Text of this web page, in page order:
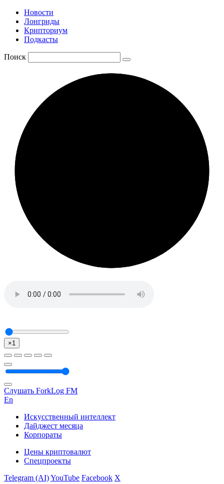
Новости
Лонгриды
Крипториум
Подкасты
Поиск
×1
Слушать ForkLog FM
En
Искусственный интеллект
Дайджест месяца
Корпораты
Цены криптовалют
Спецпроекты
Telegram (AI)YouTube Facebook X